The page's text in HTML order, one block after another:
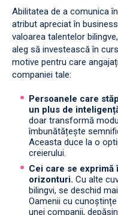
Abilitatea de a comunica
atribut apreciat în
valoarea talentelor
aleg să investească în
motive pentru care
companiei tale:
Persoanele care
un plus de
doar transformă
îmbunătățește
Aceasta duce la o
creierului.
Cei care se
orizonturi. Cu alte
bilingvi, se deschid
Oamenii cu
unei companii,